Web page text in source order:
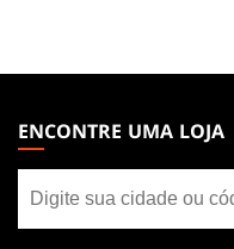
THE
GATHERING
FOOTER
ENCONTRE UMA LOJA
uma
loja